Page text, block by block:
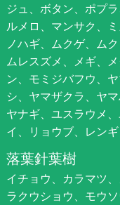
ジュ、ボタン、ポプ
ルメロ、マンサク、
ノハギ、ムクゲ、ム
ムレスズメ、メギ、
ン、モミジバフウ、
シ、ヤマザクラ、ヤ
ヤナギ、ユスラウメ
イ、リョウブ、レン
落葉針葉樹
イチョウ、カラマツ
ラクウショウ、モウ